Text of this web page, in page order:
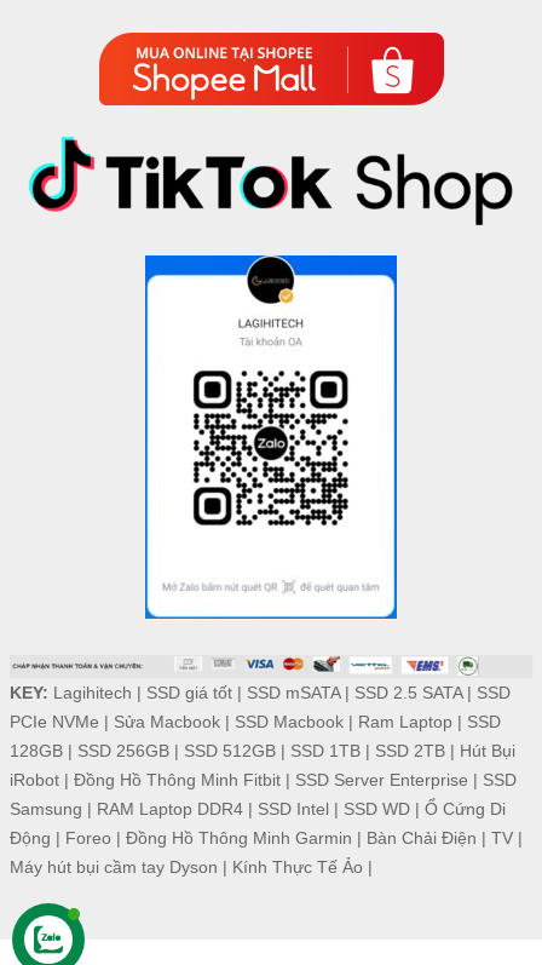
KEY: Lagihitech | SSD giá tốt| SSD mSATA| SSD 2.5 SATA| SSD
PCIe NVMe | Sửa Macbook| SSD Macbook| Ram Laptop| SSD
128GB| SSD 256GB| SSD 512GB| SSD 1TB| SSD 2TB| Hút Bụi
iRobot| Đồng Hồ Thông Minh Fitbit| SSD Server Enterprise | SSD
Samsung | RAM Laptop DDR4| SSD Intel| SSD WD| Ổ Cứng Di
Động | Foreo | Đồng Hồ Thông Minh Garmin | Bàn Chải Điện | TV|
Máy hút bụi cầm tay Dyson | Kính Thực Tế Ảo |